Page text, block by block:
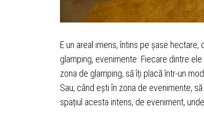
E un areal imens, întins pe șase
glamping, evenimente. Fiecare dintre
zona de glamping, să îți placă într-un
Sau, când ești în zona de evenimente,
spațiul acesta intens, de eveniment,